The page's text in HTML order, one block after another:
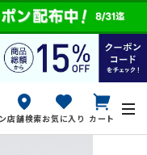
店舗検索お気に入り カート